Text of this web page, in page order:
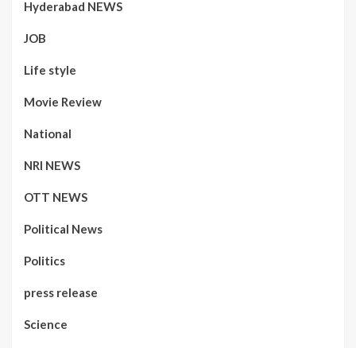
Hyderabad NEWS
JOB
Life style
Movie Review
National
NRI NEWS
OTT NEWS
Political News
Politics
press release
Science